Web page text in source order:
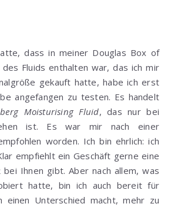
dass in meiner Douglas Box of
Fluids enthalten war, das ich mir
gekauft hatte, habe ich erst
angefangen zu testen. Es handelt
Moisturising Fluid, das nur bei
ist. Es war mir nach einer
worden. Ich bin ehrlich: ich
empfiehlt ein Geschäft gerne eine
bei Ihnen gibt. Aber nach allem, was
hatte, bin ich auch bereit für
einen Unterschied macht, mehr zu